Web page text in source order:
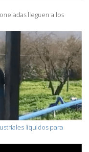
lleguen a los
líquidos para